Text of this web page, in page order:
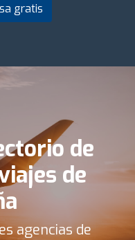
gratis
de
de
agencias de